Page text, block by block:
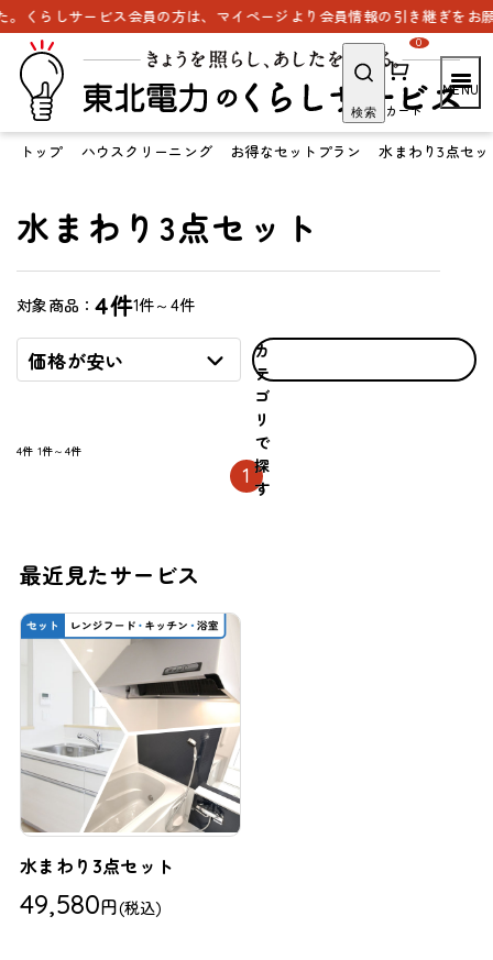
らしサービス会員の方は、マイページより会員情報の引き継ぎをお願
検索 カート
0
トップ ハウスクリーニング お得なセットプラン 水まわり3点セッ
水まわり3点セット
対象商品：4件1件～4件
価格が安い
カ
テ
ゴ
リ
で
探
す
4件 1件～4件
1
最近見たサービス
水まわり3点セット
49,580円(税込)